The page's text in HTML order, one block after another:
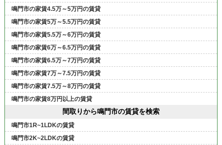
鳴門市の家賃4.5万～5万円の賃貸
鳴門市の家賃5万～5.5万円の賃貸
鳴門市の家賃5.5万～6万円の賃貸
鳴門市の家賃6万～6.5万円の賃貸
鳴門市の家賃6.5万～7万円の賃貸
鳴門市の家賃7万～7.5万円の賃貸
鳴門市の家賃7.5万～8万円の賃貸
鳴門市の家賃8万円以上の賃貸
間取りから鳴門市の賃貸を検索
鳴門市1R~1LDKの賃貸
鳴門市2K~2LDKの賃貸